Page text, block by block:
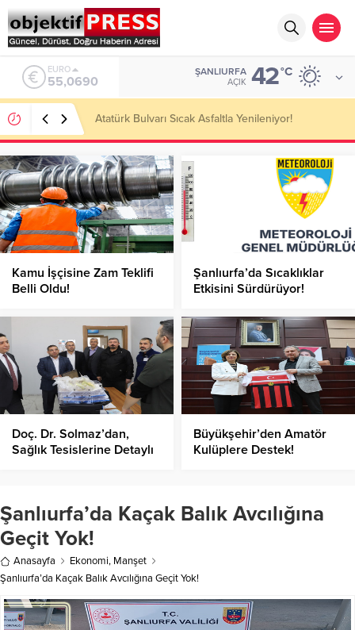
ALTIN
6.525,39
ŞANLIURFA
AÇIK 42°C
Temmuzda IPARD III Kapsamında 634,3 Milyon Lira
Hibe Ödemesi Yapıldı!
Kamu İşçisine Zam Teklifi
Belli Oldu!
Şanlıurfa’da Sıcaklıklar
Etkisini Sürdürüyor!
Doç. Dr. Solmaz’dan,
Sağlık Tesislerine Detaylı
Büyükşehir’den Amatör
Kulüplere Destek!
Şanlıurfa’da Kaçak Balık Avcılığına
Geçit Yok!
Anasayfa Ekonomi, Manşet
Şanlıurfa’da Kaçak Balık Avcılığına Geçit Yok!